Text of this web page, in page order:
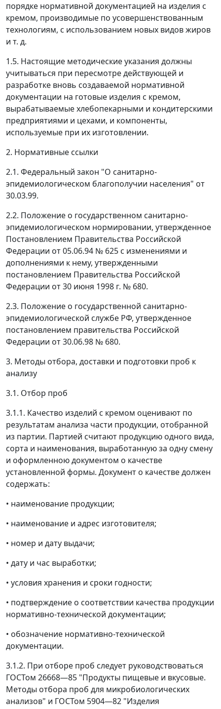
порядке нормативной документацией на изделия с
кремом, производимые по усовершенствованным
технологиям, с использованием новых видов жиров
и т. д.
1.5. Настоящие методические указания должны
учитываться при пересмотре действующей и
разработке вновь создаваемой нормативной
документации на готовые изделия с кремом,
вырабатываемые хлебопекарными и кондитерскими
предприятиями и цехами, и компоненты,
используемые при их изготовлении.
2. Нормативные ссылки
2.1. Федеральный закон "О санитарно-
эпидемиологическом благополучии населения" от
30.03.99.
2.2. Положение о государственном санитарно-
эпидемиологическом нормировании, утвержденное
Постановлением Правительства Российской
Федерации от 05.06.94 № 625 с изменениями и
дополнениями к нему, утвержденными
постановлением Правительства Российской
Федерации от 30 июня 1998 г. № 680.
2.3. Положение о государственной санитарно-
эпидемиологической службе РФ, утвержденное
постановлением правительства Российской
Федерации от 30.06.98 № 680.
3. Методы отбора, доставки и подготовки проб к
анализу
3.1. Отбор проб
3.1.1. Качество изделий с кремом оценивают по
результатам анализа части продукции, отобранной
из партии. Партией считают продукцию одного вида,
сорта и наименования, выработанную за одну смену
и оформленною документом о качестве
установленной формы. Документ о качестве должен
содержать:
• наименование продукции;
• наименование и адрес изготовителя;
• номер и дату выдачи;
• дату и час выработки;
• условия хранения и сроки годности;
• подтверждение о соответствии качества продукции
нормативно-технической документации;
• обозначение нормативно-технической
документации.
3.1.2. При отборе проб следует руководствоваться
ГОСТом 26668—85 "Продукты пищевые и вкусовые.
Методы отбора проб для микробиологических
анализов" и ГОСТом 5904—82 "Изделия